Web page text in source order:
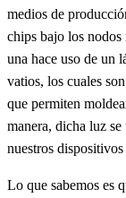
medios de
chips bajo los nodos
una hace uso de un
vatios, los cuales
que permiten
manera, dicha luz
nuestros
Lo que sabemos es